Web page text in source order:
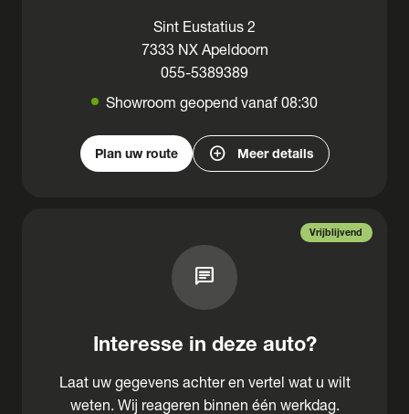
Sint Eustatius 2
7333 NX Apeldoorn
055-5389389
Showroom geopend vanaf 08:30
Plan uw route add_circle Meer details
Vrijblijvend
chat
Interesse in deze auto?
Laat uw gegevens achter en vertel wat u wilt
weten. Wij reageren binnen één werkdag.